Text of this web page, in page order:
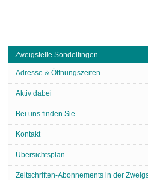
Zweigstelle Sondelfingen
Adresse & Öffnungszeiten
Aktiv dabei
Bei uns finden Sie ...
Kontakt
Übersichtsplan
Zeitschriften-Abonnements in der